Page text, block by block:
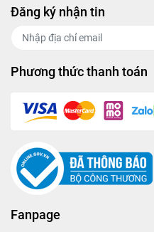
Đăng ký nhận tin
Phương thức thanh toán
Fanpage